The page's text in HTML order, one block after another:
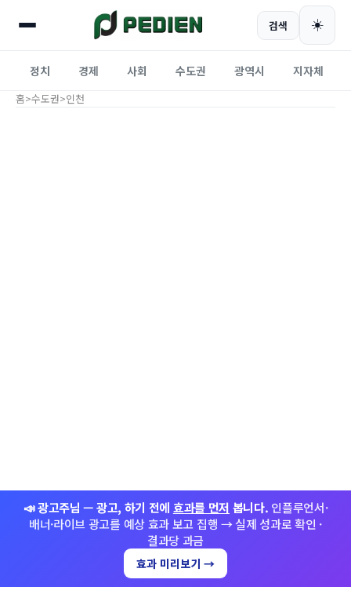
검색 ☀️
정치 경제 사회 수도권 광역시 지자체
홈>수도권>인천
📣 광고주님 — 광고, 하기 전에 효과를 먼저 봅니다. 인플루언서·
배너·라이브 광고를 예상 효과 보고 집행 → 실제 성과로 확인 ·
결과당 과금
효과 미리보기 →